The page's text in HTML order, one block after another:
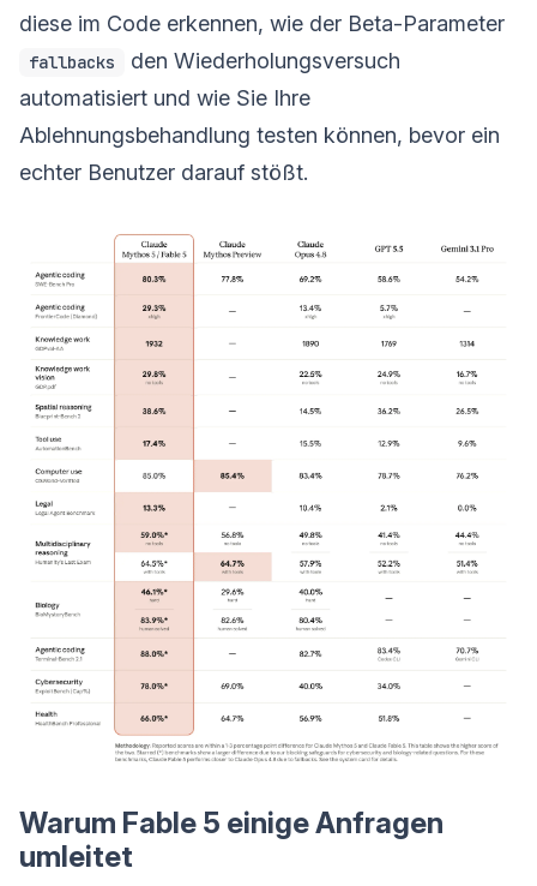
diese im Code erkennen, wie der Beta-Parameter
fallbacks
den Wiederholungsversuch
automatisiert und wie Sie Ihre
Ablehnungsbehandlung testen können, bevor ein
echter Benutzer darauf stößt.
Warum Fable 5 einige Anfragen
umleitet